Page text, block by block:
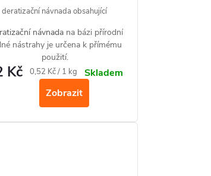
deratizační návnada obsahující
a potkany
návnadana bázi přírodní
nástrahy je určena k přímému
použití.
Kč
Měrná
0,52 Kč / 1 kg
Skladem
Zobrazit